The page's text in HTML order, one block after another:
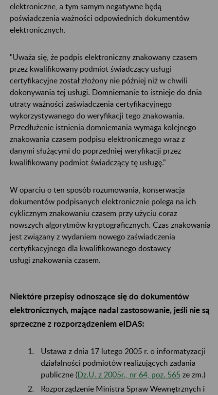
elektroniczne, a tym samym negatywne będą
poświadczenia ważności odpowiednich dokumentów
elektronicznych.
"Uważa się, że podpis elektroniczny znakowany czasem
przez kwalifikowany podmiot świadczący usługi
certyfikacyjne został złożony nie później niż w chwili
dokonywania tej usługi. Domniemanie to istnieje do dnia
utraty ważności zaświadczenia certyfikacyjnego
wykorzystywanego do weryfikacji tego znakowania.
Przedłużenie istnienia domniemania wymaga kolejnego
znakowania czasem podpisu elektronicznego wraz z
danymi służącymi do poprzedniej weryfikacji przez
kwalifikowany podmiot świadczący tę usługę."
W oparciu o ten sposób rozumowania, konserwacja
dokumentów podpisanych elektronicznie polega na ich
cyklicznym znakowaniu czasem przy użyciu coraz
nowszych algorytmów kryptograficznych. Czas znakowania
jest związany z wydaniem nowego zaświadczenia
certyfikacyjnego dla kwalifikowanego dostawcy
usługi znakowania czasem.
Niektóre przepisy odnoszące się do dokumentów
elektronicznych, mające nadal zastosowanie, jeśli nie są
sprzeczne z rozporządzeniem eIDAS:
Ustawa z dnia 17 lutego 2005 r. o informatyzacji
działalności podmiotów realizujących zadania
publiczne (Dz.U. z 2005r., nr 64, poz. 565 ze zm.)
Rozporządzenie Ministra Spraw Wewnętrznych i